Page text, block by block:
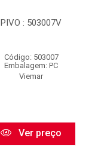
PIVO : 503007V
Código: 503007
Embalagem: PC
Viemar
Ver preço